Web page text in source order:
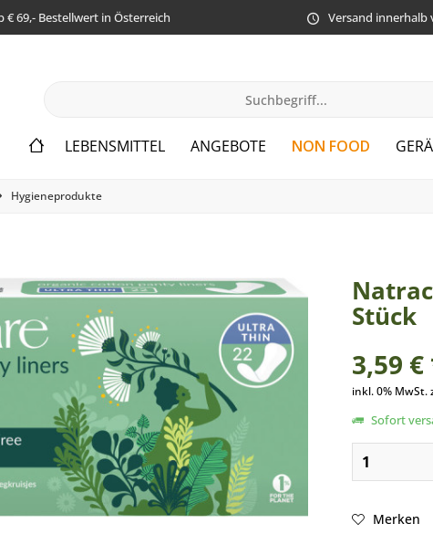
€ 69,- Bestellwert in Österreich Versand innerhalb
LEBENSMITTEL ANGEBOTE NON FOOD
Hygieneprodukte
Stück
3,59 €
inkl. 0% MwSt.
Sofort
Merken